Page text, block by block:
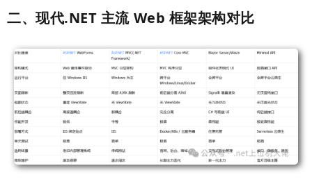
二、现代.NET 主流 Web 框架架构对比